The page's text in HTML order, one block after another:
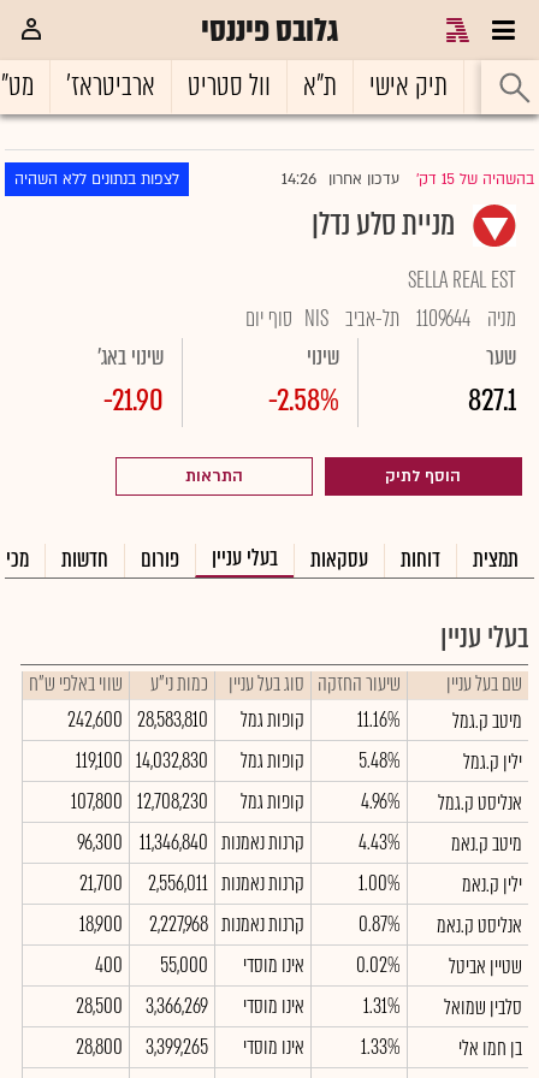
גלובס פיננסי
ראשי תיק אישי ת"א וול סטריט ארביטראז'
בהשהיה של 15 דק' |עדכון אחרון 14:26 לצפות בנתונים ללא השהיה
מניית סלע נדלן
SELLA REAL EST
מניה 1109644 תל-אביב NIS סוף יום
שער
827.1
שינוי
-2.58%
שינוי באג'
-21.90
הוסף לתיק התראות
תמצית דוחות עסקאות בעלי עניין פורום חדשות
בעלי עניין
שם בעל עניין שיעור החזקה סוג בעל עניין כמות ני"ע
שווי באלפי ש"ח
מיטב ק.גמל
11.16% קופות גמל 28,583,810
242,600
ילין ק.גמל
5.48% קופות גמל 14,032,830
119,100
אנליסט ק.גמל
4.96% קופות גמל 12,708,230
107,800
מיטב ק.נאמ
4.43% קרנות נאמנות 11,346,840
96,300
ילין ק.נאמ
1.00% קרנות נאמנות 2,556,011
21,700
אנליסט ק.נאמ
0.87% קרנות נאמנות 2,227,968
18,900
שטיין אביטל
0.02% אינו מוסדי 55,000
400
סלבין שמואל
1.31% אינו מוסדי 3,366,269
28,500
בן חמו אלי
1.33% אינו מוסדי 3,399,265
28,800